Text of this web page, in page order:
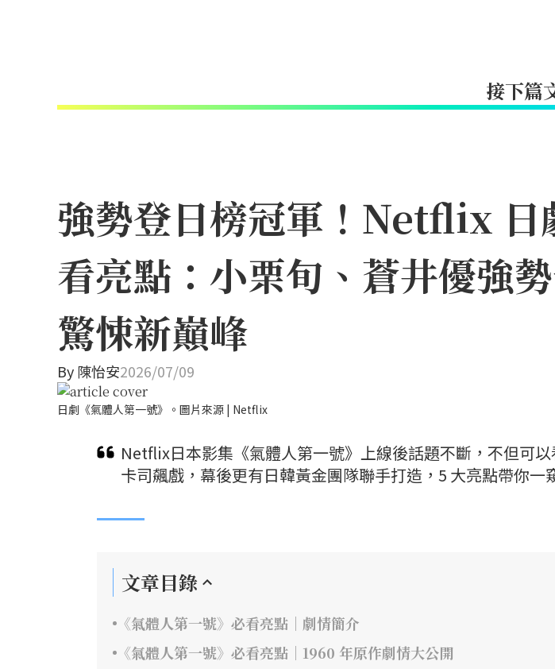
接下篇
強勢登日榜冠軍！Netflix 日
看亮點：小栗旬、蒼井優強
驚悚新巔峰
By陳怡安2026/07/09
日劇《氣體人第一號》。圖片來源 | Netflix
Netflix日本影集《氣體人第一號》上線後話題不斷，不但可
卡司飆戲，幕後更有日韓黃金團隊聯手打造，5 大亮點帶你一
文章目錄
《氣體人第一號》必看亮點｜劇情簡介
《氣體人第一號》必看亮點｜1960 年原作劇情大公開